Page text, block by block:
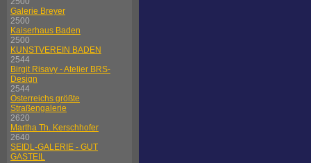
Galerie Breyer
2500
Kaiserhaus Baden
2500
KUNSTVEREIN BADEN
2544
Birgit Risavy - Atelier BRS-
Design
2544
Österreichs größte
Straßengalerie
2620
Martha Th. Kerschhofer
2640
SEIDL-GALERIE - GUT
GASTEIL